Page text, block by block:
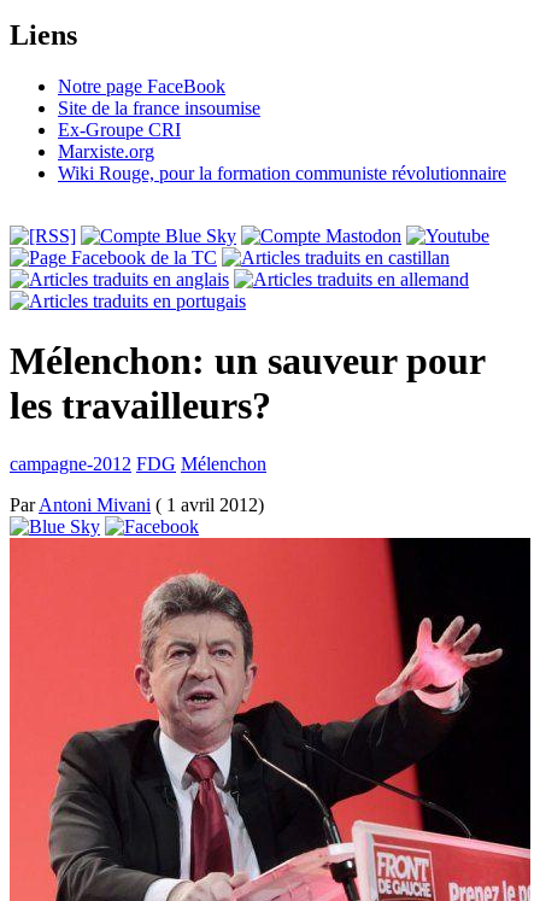
Liens
Notre page FaceBook
Site de la france insoumise
Ex-Groupe CRI
Marxiste.org
Wiki Rouge, pour la formation communiste révolutionnaire
Mélenchon: un sauveur pour
les travailleurs?
campagne-2012 FDG Mélenchon
ParAntoni Mivani ( 1 avril 2012)